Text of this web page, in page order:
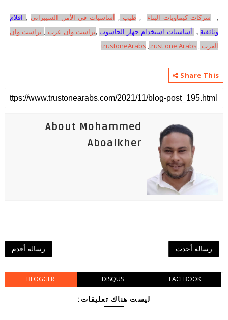
, شركات كيماويات البناء , طيب , أساسيات في الأمن السيبراني ,
افلام
وثائقية , أساسيات استخدام جهاز الحاسوب,تراست وان عرب , تراست وان
العرب ,
trustoneArabs ,trust one Arabs
Share This
About Mohammed
Aboalkher
رسالة أحدث رسالة أقدم
BLOGGER DISQUS FACEBOOK
ليست هناك تعليقات: